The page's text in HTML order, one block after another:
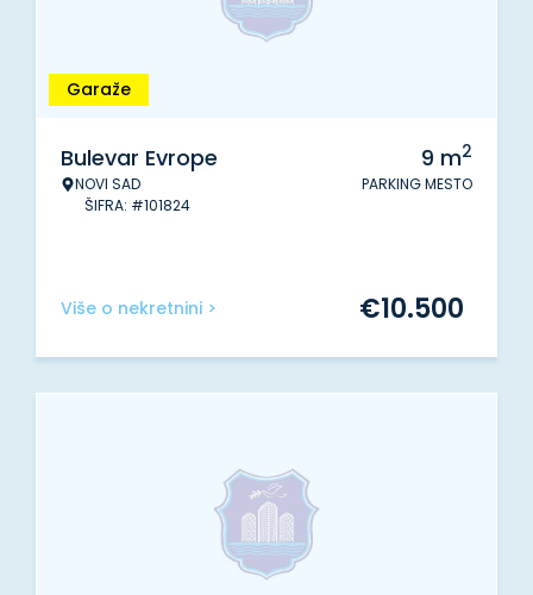
Garaže
Bulevar Evrope
NOVI SAD
ŠIFRA: #101824
9 m2
PARKING MESTO
Više o nekretnini > €10.500